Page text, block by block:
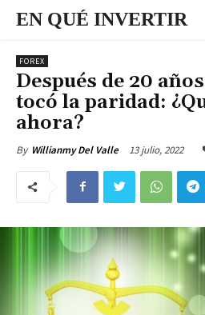
EN QUÉ INVERTIR
FOREX
Después de 20
tocó la paridad:
ahora?
By Willianmy Del Valle 13 julio, 2022